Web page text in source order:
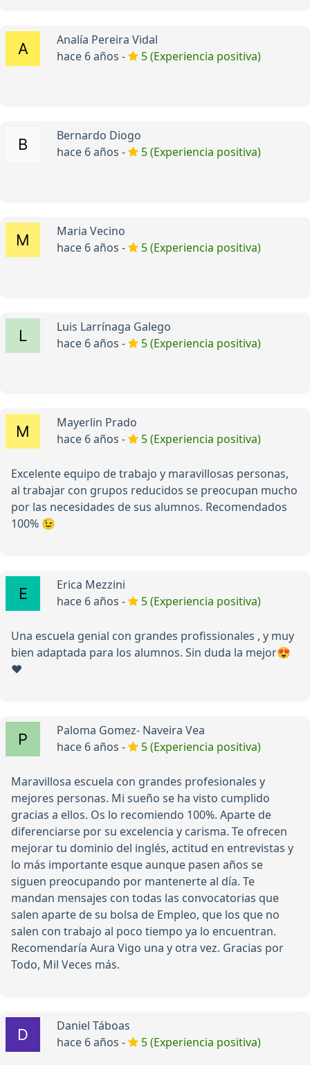
Analía Pereira Vidal
hace 6 años -
5 (Experiencia positiva)
Bernardo Diogo
hace 6 años -
5 (Experiencia positiva)
Maria Vecino
hace 6 años -
5 (Experiencia positiva)
Luis Larrínaga Galego
hace 6 años -
5 (Experiencia positiva)
Mayerlin Prado
hace 6 años -
5 (Experiencia positiva)
Excelente equipo de trabajo y maravillosas personas,
al trabajar con grupos reducidos se preocupan mucho
por las necesidades de sus alumnos. Recomendados
100% 😉
Erica Mezzini
hace 6 años -
5 (Experiencia positiva)
Una escuela genial con grandes profissionales , y muy
bien adaptada para los alumnos. Sin duda la mejor😍
❤️
Paloma Gomez- Naveira Vea
hace 6 años -
5 (Experiencia positiva)
Maravillosa escuela con grandes profesionales y
mejores personas. Mi sueño se ha visto cumplido
gracias a ellos. Os lo recomiendo 100%. Aparte de
diferenciarse por su excelencia y carisma. Te ofrecen
mejorar tu dominio del inglés, actitud en entrevistas y
lo más importante esque aunque pasen años se
siguen preocupando por mantenerte al día. Te
mandan mensajes con todas las convocatorias que
salen aparte de su bolsa de Empleo, que los que no
salen con trabajo al poco tiempo ya lo encuentran.
Recomendaría Aura Vigo una y otra vez. Gracias por
Todo, Mil Veces más.
Daniel Táboas
hace 6 años -
5 (Experiencia positiva)